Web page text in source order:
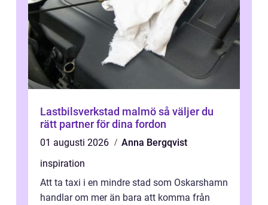
Lastbilsverkstad malmö så väljer du
rätt partner för dina fordon
01 augusti 2026
Anna Bergqvist
inspiration
Att ta taxi i en mindre stad som Oskarshamn
handlar om mer än bara att komma från